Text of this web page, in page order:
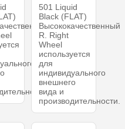
501 Liquid
Black (FLAT)
Высококачественный
R. Right
Wheel
используется
для
индивидуального
внешнего
вида и
производительности.